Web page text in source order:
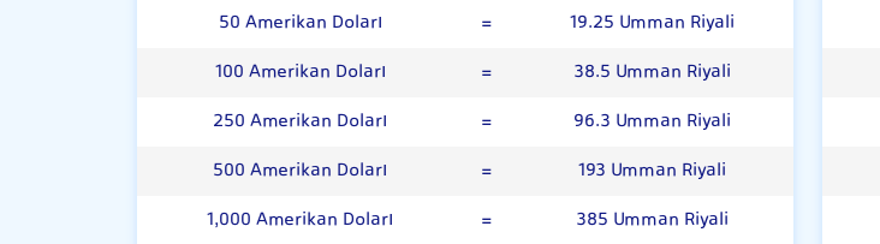
50 Amerikan Doları
=
19.25 Umman Riyali
100 Amerikan Doları
=
38.5 Umman Riyali
250 Amerikan Doları
=
96.3 Umman Riyali
500 Amerikan Doları
=
193 Umman Riyali
1,000 Amerikan Doları
=
385 Umman Riyali